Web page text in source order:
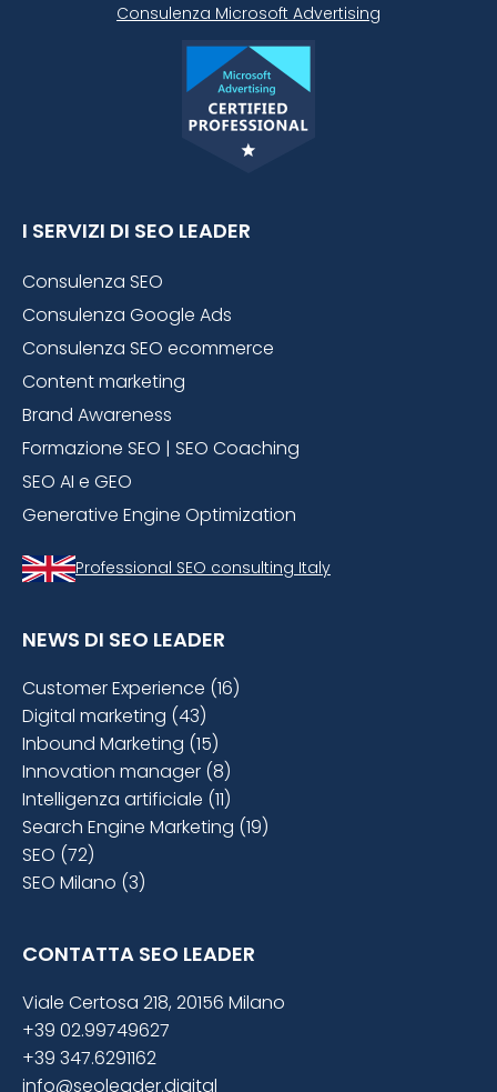
Consulenza Microsoft Advertising
I SERVIZI DI SEO LEADER
Consulenza SEO
Consulenza Google Ads
Consulenza SEO ecommerce
Content marketing
Brand Awareness
Formazione SEO | SEO Coaching
SEO AI e GEO
Generative Engine Optimization
Professional SEO consulting Italy
NEWS DI SEO LEADER
Customer Experience (16)
Digital marketing (43)
Inbound Marketing (15)
Innovation manager (8)
Intelligenza artificiale (11)
Search Engine Marketing (19)
SEO (72)
SEO Milano (3)
CONTATTA SEO LEADER
Viale Certosa 218, 20156 Milano
+39 02.99749627
+39 347.6291162
info@seoleader.digital